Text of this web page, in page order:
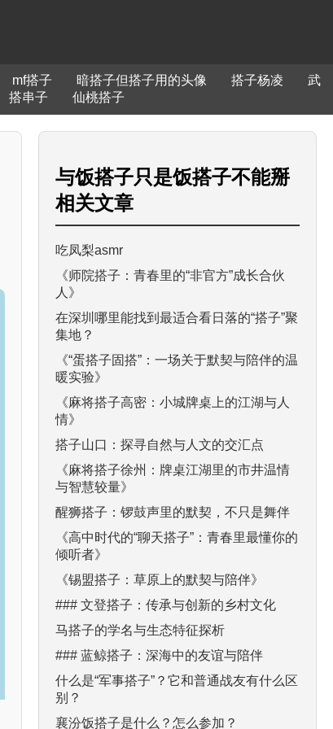
mf搭子 暗搭子但搭子用的头像 搭子杨凌
武
搭串子 仙桃搭子
与饭搭子只是饭搭子不能掰
相关文章
吃凤梨asmr
《师院搭子：青春里的“非官方”成长合伙
人》
在深圳哪里能找到最适合看日落的“搭子”聚
集地？
《“蛋搭子固搭”：一场关于默契与陪伴的温
暖实验》
《麻将搭子高密：小城牌桌上的江湖与人
情》
搭子山口：探寻自然与人文的交汇点
《麻将搭子徐州：牌桌江湖里的市井温情
与智慧较量》
醒狮搭子：锣鼓声里的默契，不只是舞伴
《高中时代的“聊天搭子”：青春里最懂你的
倾听者》
《锡盟搭子：草原上的默契与陪伴》
### 文登搭子：传承与创新的乡村文化
马搭子的学名与生态特征探析
### 蓝鲸搭子：深海中的友谊与陪伴
什么是“军事搭子”？它和普通战友有什么区
别？
襄汾饭搭子是什么？怎么参加？